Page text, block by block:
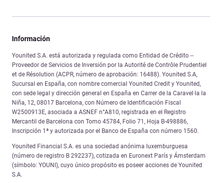
Información
Younited S.A. está autorizada y regulada como Entidad de Crédito –
Proveedor de Servicios de Inversión por la Autorité de Contrôle Prudentiel
et de Résolution (ACPR, número de aprobación: 16488). Younited S.A,
Sucursal en España, con nombre comercial Younited Credit y Younited,
con sede legal y dirección general en España en Carrer de la Caravel·la la
Niña, 12, 08017 Barcelona, con Número de Identificación Fiscal
W2500913E, asociada a ASNEF n°A810, registrada en el Registro
Mercantil de Barcelona con Tomo 45784, Folio 71, Hoja B-498886,
Inscripción 1ª y autorizada por el Banco de España con número 1560.
Younited Financial S.A. es una sociedad anónima luxemburguesa
(número de registro B 292237), cotizada en Euronext París y Ámsterdam
(símbolo: YOUNI), cuyo único propósito es poseer acciones de Younited
S.A.